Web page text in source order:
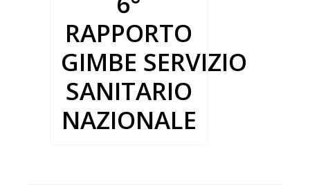
RAPPORTO
GIMBE SERVIZIO
SANITARIO
NAZIONALE